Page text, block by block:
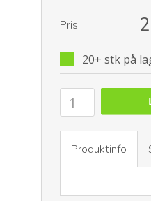
Pris:
20+ stk på
Produktinfo